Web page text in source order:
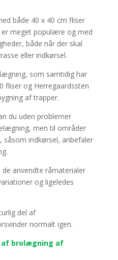
både 40 x 40 cm fliser
er meget populære og med
både når der skal
eller indkørsel.
som samtidig har
fliser og Herregaardssten
af trapper.
du uden problemer
men til områder
indkørsel, anbefaler
anvendte råmaterialer
og ligeledes
del af
normalt igen.
af brolægning af